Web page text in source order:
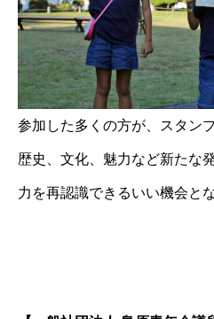
参加した多くの方が、スタン
歴史、文化、魅力など新たな
力を再認識できるいい機会と